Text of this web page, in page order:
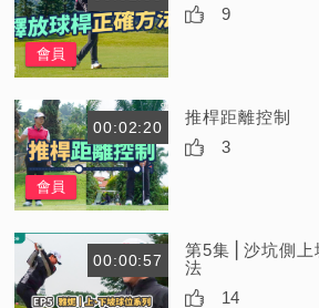
會員
9
00:02:20
會員
推桿距離控制
3
00:00:57
第5集⎪沙坑側上
法
14